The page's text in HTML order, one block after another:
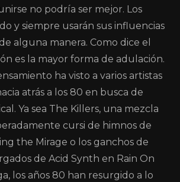
no podría ser mejor. Los
y siempre usarán sus influencias
alguna manera. Como dice el
es la mayor forma de adulación.
ha visto a varios artistas
atrás a los 80 en busca de
Ya sea The Killers, una mezcla
cursi de himnos de
the Mirage o los ganchos de
de Acid Synth en Rain On
los años 80 han resurgido a lo